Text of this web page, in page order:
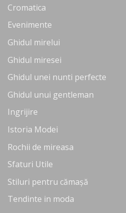
Cromatica
Evenimente
Ghidul mirelui
Ghidul miresei
Ghidul unei nunti perfecte
Ghidul unui gentleman
Ingrijire
Istoria Modei
Rochii de mireasa
Sfaturi Utile
Stiluri pentru cămașă
Tendinte in moda